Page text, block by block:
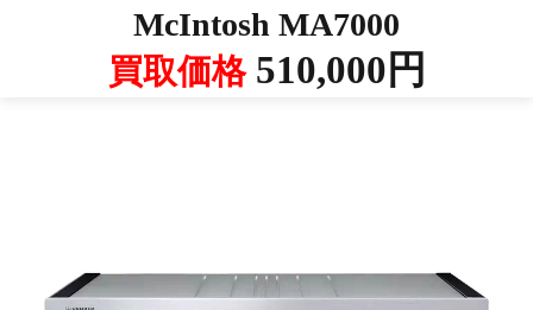
McIntosh MA7000
買取価格510,000円